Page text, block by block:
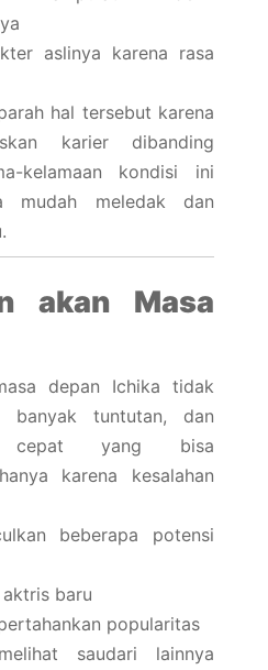
aslinya karena rasa
hal tersebut karena
karier dibanding
kelamaan kondisi ini
mudah meledak dan
akan Masa
depan Ichika tidak
banyak tuntutan, dan
cepat yang bisa
karena kesalahan
beberapa potensi
baru
popularitas
saudari lainnya